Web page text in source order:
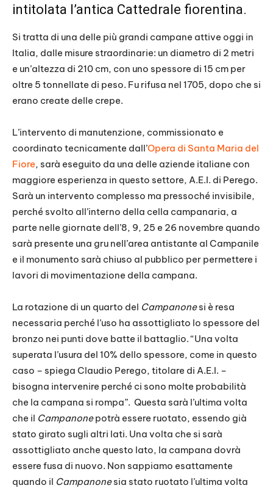
intitolata l’antica Cattedrale fiorentina.
Si tratta di una delle più grandi campane attive oggi in
Italia, dalle misure straordinarie: un diametro di 2 metri
e un’altezza di 210 cm, con uno spessore di 15 cm per
oltre 5 tonnellate di peso. Fu rifusa nel 1705, dopo che si
erano create delle crepe.
L’intervento di manutenzione, commissionato e
coordinato tecnicamente dall’Opera di Santa Maria del
Fiore, sarà eseguito da una delle aziende italiane con
maggiore esperienza in questo settore, A.E.I. di Perego.
Sarà un intervento complesso ma pressoché invisibile,
perché svolto all’interno della cella campanaria, a
parte nelle giornate dell’8, 9, 25 e 26 novembre quando
sarà presente una gru nell’area antistante al Campanile
e il monumento sarà chiuso al pubblico per permettere i
lavori di movimentazione della campana.
La rotazione di un quarto del Campanonesi è resa
necessaria perché l’uso ha assottigliato lo spessore del
bronzo nei punti dove batte il battaglio. “Una volta
superata l’usura del 10% dello spessore, come in questo
caso – spiega Claudio Perego, titolare di A.E.I. –
bisogna intervenire perché ci sono molte probabilità
che la campana si rompa”. Questa sarà l’ultima volta
che il Campanonepotrà essere ruotato, essendo già
stato girato sugli altri lati. Una volta che si sarà
assottigliato anche questo lato, la campana dovrà
essere fusa di nuovo. Non sappiamo esattamente
quando il Campanonesia stato ruotato l’ultima volta